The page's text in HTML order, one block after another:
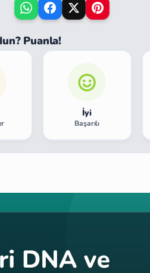
Puanla!
İyi
Başarılı